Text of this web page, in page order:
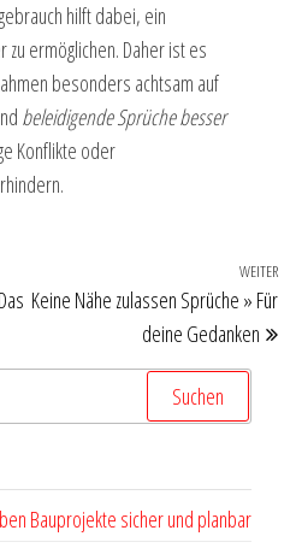
hilft dabei, ein
ermöglichen. Daher ist es
besonders achtsam auf
beleidigende Sprüche besser
Konflikte oder
WEITER
Keine Nähe zulassen Sprüche » Für
deine Gedanken
Bauprojekte sicher und planbar